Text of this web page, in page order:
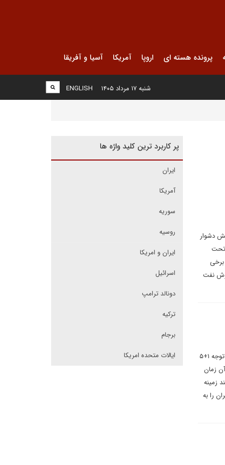
پرونده هسته ای اروپا آمریکا آسیا و آفریقا
ENGLISH شنبه ۱۷ مرداد ۱۴۰۵
دشوار
تحت
برخی
نفت
در کوتاه مدت، ایران طیف وسیعی از مزایا را به دست خواهد آورد به این دلیل که آنها مشروط به مداخلات سیاسی قابل توجه ۱+۵
ایران آن زمان
زمینه
را به
پر کاربرد ترین کلید واژه ها
ایران
آمریکا
سوریه
روسیه
ایران و امریکا
اسرائیل
دونالد ترامپ
ترکیه
برجام
ایالات متحده امریکا